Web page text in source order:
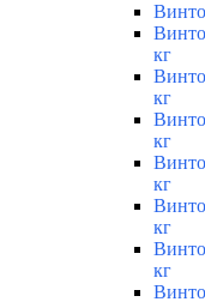
кг
кг
кг
кг
кг
кг